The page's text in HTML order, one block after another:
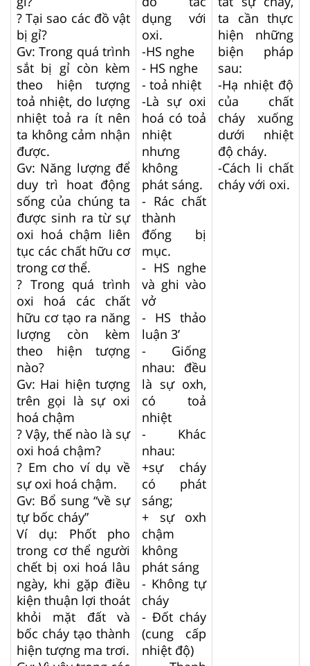
? Tại sao các đồ vật
bị gỉ?
Gv: Trong quá trình
sắt bị gỉ còn kèm
theo hiện tượng
toả nhiệt, do lượng
nhiệt toả ra ít nên
ta không cảm nhận
được.
Gv: Năng lượng để
duy trì hoat động
sống của chúng ta
được sinh ra từ sự
oxi hoá chậm liên
tục các chất hữu cơ
trong cơ thể.
? Trong quá trình
oxi hoá các chất
hữu cơ tạo ra năng
lượng còn kèm
theo hiện tượng
nào?
Gv: Hai hiện tượng
trên gọi là sự oxi
hoá chậm
? Vậy, thế nào là sự
oxi hoá chậm?
? Em cho ví dụ về
sự oxi hoá chậm.
Gv: Bổ sung “về sự
tự bốc cháy”
Ví dụ: Phốt pho
trong cơ thể người
chết bị oxi hoá lâu
ngày, khi gặp điều
kiện thuận lợi thoát
khỏi mặt đất và
bốc cháy tạo thành
hiện tượng ma trơi.
dụng với
oxi.
-HS nghe
- HS nghe
- toả nhiệt
-Là sự oxi
hoá có toả
nhiệt
nhưng
không
phát sáng.
- Rác chất
thành
đống bị
mục.
- HS nghe
và ghi vào
vở
- HS thảo
luận 3’
- Giống
nhau: đều
là sự oxh,
có toả
nhiệt
- Khác
nhau:
+sự cháy
có phát
sáng;
+ sự oxh
chậm
không
phát sáng
- Không tự
cháy
- Đốt cháy
(cung cấp
nhiệt độ)
ta cần thực
hiện những
biện pháp
sau:
-Hạ nhiệt độ
của chất
cháy xuống
dưới nhiệt
độ cháy.
-Cách li chất
cháy với oxi.